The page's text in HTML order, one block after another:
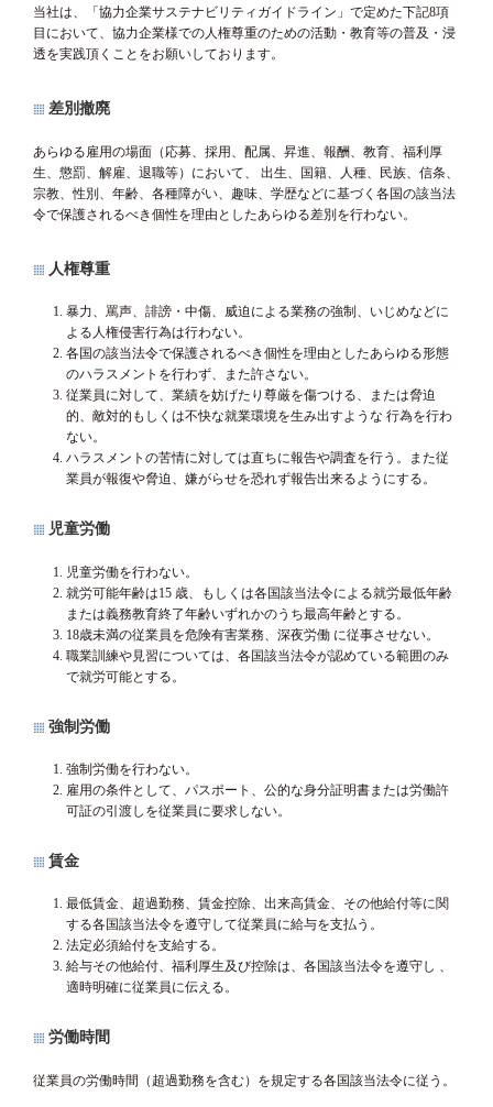
当社は、「協力企業サステナビリティガイドライン」で定めた下記8項
目において、協力企業様での人権尊重のための活動・教育等の普及・浸
透を実践頂くことをお願いしております。
差別撤廃
あらゆる雇用の場面（応募、採用、配属、昇進、報酬、教育、福利厚
生、懲罰、解雇、退職等）において、 出生、国籍、人種、民族、信条、
宗教、性別、年齢、各種障がい、趣味、学歴などに基づく各国の該当法
令で保護されるべき個性を理由としたあらゆる差別を行わない。
人権尊重
暴力、罵声、誹謗・中傷、威迫による業務の強制、いじめなどに
よる人権侵害行為は行わない。
各国の該当法令で保護されるべき個性を理由としたあらゆる形態
のハラスメントを行わず、また許さない。
従業員に対して、業績を妨げたり尊厳を傷つける、または脅迫
的、敵対的もしくは不快な就業環境を生み出すような 行為を行わ
ない。
ハラスメントの苦情に対しては直ちに報告や調査を行う。また従
業員が報復や脅迫、嫌がらせを恐れず報告出来るようにする。
児童労働
児童労働を行わない。
就労可能年齢は15 歳、もしくは各国該当法令による就労最低年齢
または義務教育終了年齢いずれかのうち最高年齢とする。
18歳未満の従業員を危険有害業務、深夜労働 に従事させない。
職業訓練や見習については、各国該当法令が認めている範囲のみ
で就労可能とする。
強制労働
強制労働を行わない。
雇用の条件として、パスポート、公的な身分証明書または労働許
可証の引渡しを従業員に要求しない。
賃金
最低賃金、超過勤務、賃金控除、出来高賃金、その他給付等に関
する各国該当法令を遵守して従業員に給与を支払う。
法定必須給付を支給する。
給与その他給付、福利厚生及び控除は、各国該当法令を遵守し 、
適時明確に従業員に伝える。
労働時間
従業員の労働時間（超過勤務を含む）を規定する各国該当法令に従う。